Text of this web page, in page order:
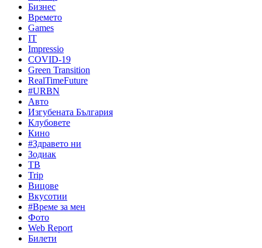
Бизнес
Времето
Games
IT
Impressio
COVID-19
Green Transition
RealTimeFuture
#URBN
Авто
Изгубената България
Клубовете
Кино
#Здравето ни
Зодиак
ТВ
Trip
Вицове
Вкусотии
#Време за мен
Фото
Web Report
Билети